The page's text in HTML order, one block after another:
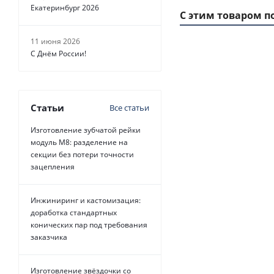
С этим товаром
Екатеринбург 2026
11 июня 2026
С Днём России!
Статьи Все статьи
Изготовление зубчатой рейки
модуль М8: разделение на
секции без потери точности
зацепления
Инжиниринг и кастомизация:
доработка стандартных
конических пар под требования
заказчика
Изготовление звёздочки со